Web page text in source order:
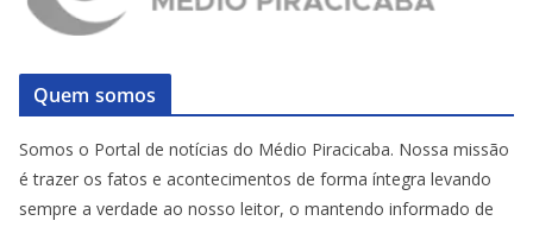
Quem somos
Somos o Portal de notícias do Médio Piracicaba. Nossa missão
é trazer os fatos e acontecimentos de forma íntegra levando
sempre a verdade ao nosso leitor, o mantendo informado de